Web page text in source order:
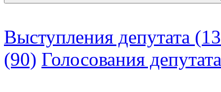
Выступления депутата
(90) Голосования депутата